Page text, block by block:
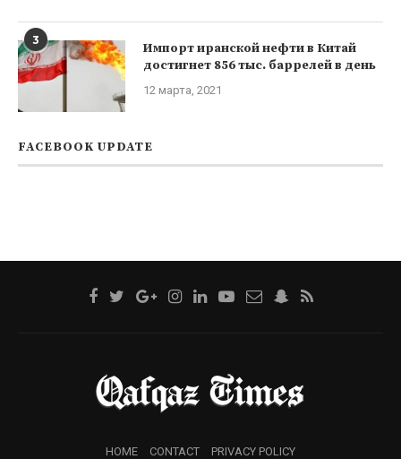
3
Импорт иранской нефти в Китай
достигнет 856 тыс. баррелей в день
12 марта, 2021
FACEBOOK UPDATE
HOME CONTACT PRIVACY POLICY